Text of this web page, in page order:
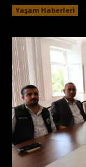
Yaşam Haberleri